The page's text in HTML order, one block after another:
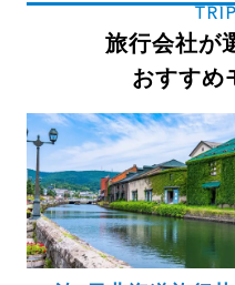
旅行会社が
おすすめ